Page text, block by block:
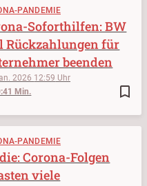
PANDEMIE
bookmark_border
2026 12:59
Min.
Soforthilfen: BW
Rückzahlungen für
beenden
PANDEMIE
Corona-Folgen
viele